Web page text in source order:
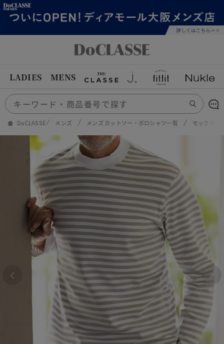
LADIES MENS
DoCLASSE メンズ メンズ カットソー・ポロシャツ一覧 モックネッ